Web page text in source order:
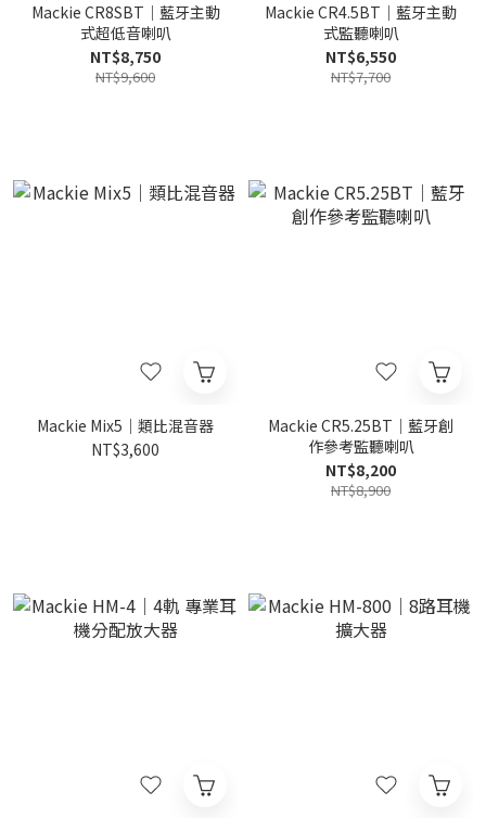
Mackie CR8SBT｜藍牙主動
式超低音喇叭
NT$8,750
NT$9,600
Mackie CR4.5BT｜藍牙主動
式監聽喇叭
NT$6,550
NT$7,700
Mackie Mix5｜類比混音器
NT$3,600
Mackie CR5.25BT｜藍牙創
作參考監聽喇叭
NT$8,200
NT$8,900